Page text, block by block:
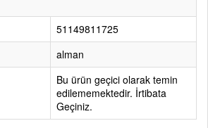
51149811725
alman
Bu ürün geçici olarak temin
edilememektedir. İrtibata
Geçiniz.